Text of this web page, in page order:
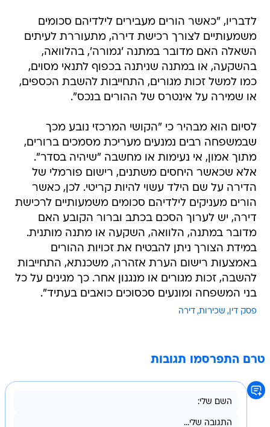
לדבריו, "כאשר הורים מעבירים לילדיהם סכומים
משמעותיים לצורך רכישת דירה, מתעוררת לעיתים
השאלה האם מדובר במתנה 'גמורה', בהלוואה,
בהשקעה, או במתנה שניתנה בכפוף לתנאי מסוים,
כמו למשל זכות מגורים, התחייבות להשבת הכספים,
או שמירה על אינטרס של ההורים בנכס".
לסיום הוא מבהיר כי "הקושי המרכזי נובע מכך
שבמשפחה רבים נמנעים מעריכת מסמכים ברורים,
מתוך אמון, אי נעימות או מחשבה "שיהיה בסדר".
אלא שכאשר היחסים משתנים, רישום פורמלי של
הדירה על שם הילד עשוי להיות קריטי. לכן, כאשר
הורים מעניקים לילדיהם סכומים משמעותיים לרכישת
דירה, יש לערוך הסכם בכתב וברור הקובע האם
מדובר במתנה, הלוואה, השקעה או מתנה מותנית.
במידת הצורך ניתן להבטיח את זכויות ההורים
באמצעות רישום הערת אזהרה, משכנתא, התחייבות
להשבה, זכות מגורים או מנגנון אחר. כך מגינים על כל
בני המשפחה ומונעים סכסוכים כואבים בעתיד".
פסק דין שכירות דירה
טרם התפרסמו תגובות